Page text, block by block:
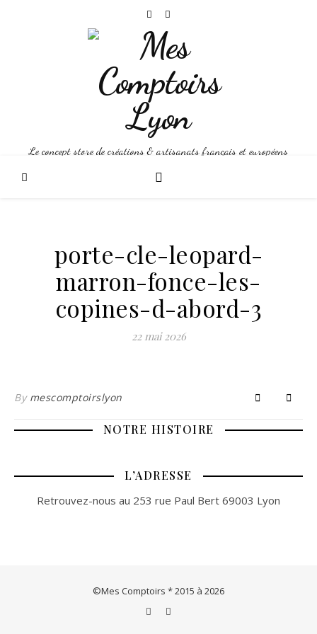
Le concept store de créations & artisanats français et européens
porte-cle-leopard-
marron-fonce-les-
copines-d-abord-3
22 mai 2026
By mescomptoirslyon
NOTRE HISTOIRE
L’ADRESSE
Retrouvez-nous au 253 rue Paul Bert 69003 Lyon
©Mes Comptoirs * 2015 à 2026